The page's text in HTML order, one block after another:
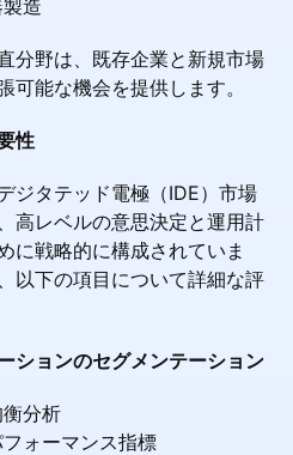
造
分野は、既存企業と新規市場
可能な機会を提供します。
性
ジタテッド電極（IDE）市場
高レベルの意思決定と運用計
に戦略的に構成されていま
以下の項目について詳細な評
ションのセグメンテーション
分析
ォーマンス指標